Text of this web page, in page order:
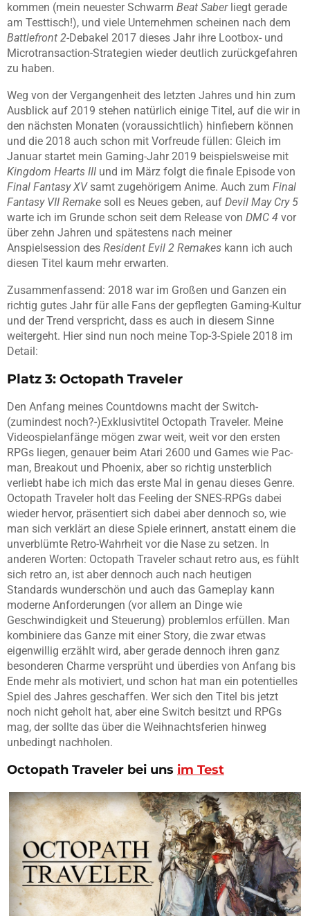
kommen (mein neuester Schwarm Beat Saberliegt gerade
am Testtisch!), und viele Unternehmen scheinen nach dem
Battlefront 2-Debakel 2017 dieses Jahr ihre Lootbox- und
Microtransaction-Strategien wieder deutlich zurückgefahren
zu haben.
Weg von der Vergangenheit des letzten Jahres und hin zum
Ausblick auf 2019 stehen natürlich einige Titel, auf die wir in
den nächsten Monaten (voraussichtlich) hinfiebern können
und die 2018 auch schon mit Vorfreude füllen: Gleich im
Januar startet mein Gaming-Jahr 2019 beispielsweise mit
Kingdom Hearts III und im März folgt die finale Episode von
Final Fantasy XVsamt zugehörigem Anime. Auch zum Final
Fantasy VII Remake soll es Neues geben, auf Devil May Cry 5
warte ich im Grunde schon seit dem Release von DMC 4 vor
über zehn Jahren und spätestens nach meiner
Anspielsession des Resident Evil 2 Remakes kann ich auch
diesen Titel kaum mehr erwarten.
Zusammenfassend: 2018 war im Großen und Ganzen ein
richtig gutes Jahr für alle Fans der gepflegten Gaming-Kultur
und der Trend verspricht, dass es auch in diesem Sinne
weitergeht. Hier sind nun noch meine Top-3-Spiele 2018 im
Detail:
Platz 3: Octopath Traveler
Den Anfang meines Countdowns macht der Switch-
(zumindest noch?-)Exklusivtitel Octopath Traveler. Meine
Videospielanfänge mögen zwar weit, weit vor den ersten
RPGs liegen, genauer beim Atari 2600 und Games wie Pac-
man, Breakout und Phoenix, aber so richtig unsterblich
verliebt habe ich mich das erste Mal in genau dieses Genre.
Octopath Traveler holt das Feeling der SNES-RPGs dabei
wieder hervor, präsentiert sich dabei aber dennoch so, wie
man sich verklärt an diese Spiele erinnert, anstatt einem die
unverblümte Retro-Wahrheit vor die Nase zu setzen. In
anderen Worten: Octopath Traveler schaut retro aus, es fühlt
sich retro an, ist aber dennoch auch nach heutigen
Standards wunderschön und auch das Gameplay kann
moderne Anforderungen (vor allem an Dinge wie
Geschwindigkeit und Steuerung) problemlos erfüllen. Man
kombiniere das Ganze mit einer Story, die zwar etwas
eigenwillig erzählt wird, aber gerade dennoch ihren ganz
besonderen Charme versprüht und überdies von Anfang bis
Ende mehr als motiviert, und schon hat man ein potentielles
Spiel des Jahres geschaffen. Wer sich den Titel bis jetzt
noch nicht geholt hat, aber eine Switch besitzt und RPGs
mag, der sollte das über die Weihnachtsferien hinweg
unbedingt nachholen.
Octopath Traveler bei uns im Test